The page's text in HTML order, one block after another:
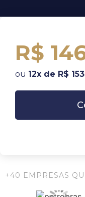
+40 EMPRESAS
R$
ou 12x de R$